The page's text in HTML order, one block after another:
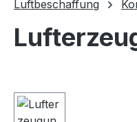
Luftbeschaffung
Bildergalerie